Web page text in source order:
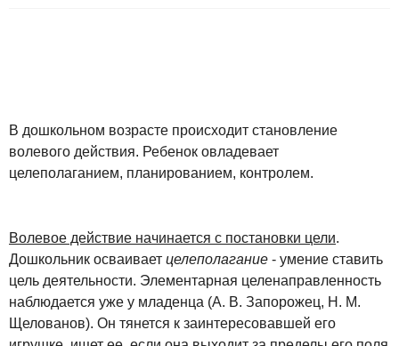
В дошкольном возрасте происходит становление
волевого действия. Ребенок овладевает
целеполаганием, планированием, контролем.
Волевое действие начинается с постановки цели.
Дошкольник осваивает целеполагание - умение ставить
цель деятельности. Элементарная целенаправленность
наблюдается уже у младенца (А. В. Запорожец, Н. М.
Щелованов). Он тянется к заинтересовавшей его